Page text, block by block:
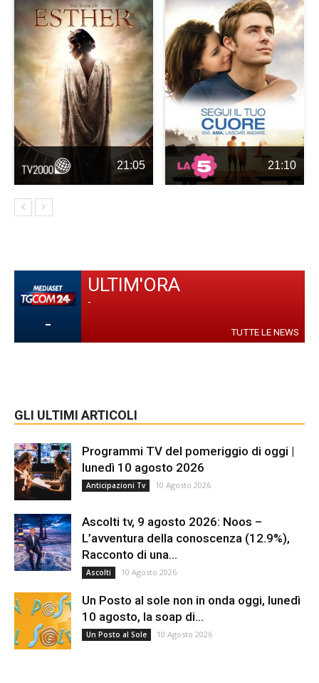
21:05 21:10
-
ULTIM'ORA
-
TUTTE LE NEWS
GLI ULTIMI ARTICOLI
Programmi TV del pomeriggio di oggi |
lunedì 10 agosto 2026
Anticipazioni Tv 10 Agosto 2026
Ascolti tv, 9 agosto 2026: Noos –
L’avventura della conoscenza (12.9%),
Racconto di una...
Ascolti 10 Agosto 2026
Un Posto al sole non in onda oggi, lunedì
10 agosto, la soap di...
Un Posto al Sole 10 Agosto 2026